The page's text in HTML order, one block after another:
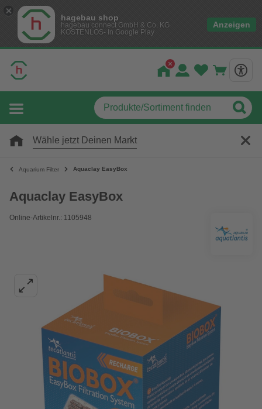
hagebau shop
hagebau connect GmbH & Co. KG
KOSTENLOS- In Google Play
Anzeigen
Wähle jetzt Deinen Markt
Aquarium Filter Aquaclay EasyBox
Aquaclay EasyBox
Online-Artikelnr.: 1105948